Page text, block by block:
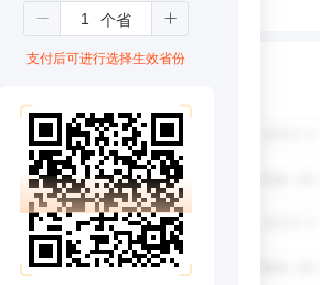
支付后可进行选择生效省份